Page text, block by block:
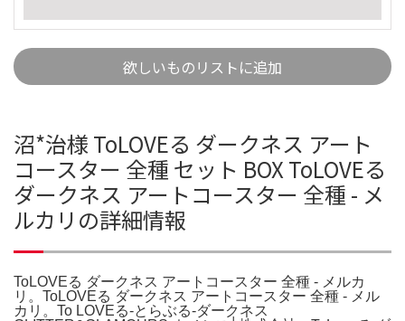
欲しいものリストに追加
沼*治様 ToLOVEる ダークネス アート
コースター 全種 セット BOX ToLOVEる
ダークネス アートコースター 全種 - メ
ルカリの詳細情報
ToLOVEる ダークネス アートコースター 全種 - メルカ
リ。ToLOVEる ダークネス アートコースター 全種 - メル
カリ。To LOVEる-とらぶる-ダークネス